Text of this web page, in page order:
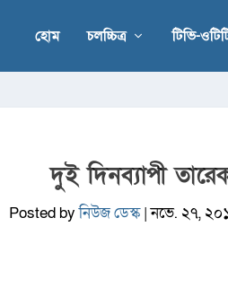
হোম চলচ্চিত্র টিভি-
দুই দিনব্যাপী
Posted byনিউজ ডেস্ক|নভে. ২৭,